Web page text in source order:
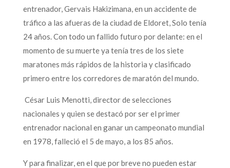
entrenador, Gervais Hakizimana, en un accidente de
tráfico a las afueras de la ciudad de Eldoret, Solo tenía
24 años. Con todo un fallido futuro por delante: en el
momento de su muerte ya tenía tres de los siete
maratones más rápidos de la historia y clasificado
primero entre los corredores de maratón del mundo.
César Luis Menotti, director de selecciones
nacionales y quien se destacó por ser el primer
entrenador nacional en ganar un campeonato mundial
en 1978, falleció el 5 de mayo, a los 85 años.
Y para finalizar, en el que por breve no pueden estar